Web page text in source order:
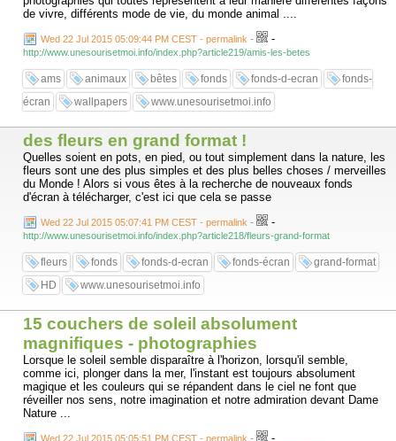
de vivre, différents mode de vie, du monde animal ....
Wed 22 Jul 2015 05:09:44 PM CEST - permalink - -
http://www.unesourisetmoi.info/index.php?article219/amis-les-betes
ams animaux bêtes fonds fonds-d-ecran
fonds-
écran
wallpapers www.unesourisetmoi.info
des fleurs en grand format !
Quelles soient en pots, en pied, ou tout simplement dans la nature, les
fleurs sont une des plus simples et des plus belles choses / merveilles
du Monde ! Alors si vous êtes à la recherche de nouveaux fonds
d'écran à télécharger, c'est ici que cela se passe
Wed 22 Jul 2015 05:07:41 PM CEST - permalink - -
http://www.unesourisetmoi.info/index.php?article218/fleurs-grand-format
fleurs fonds fonds-d-ecran fonds-écran
grand-format
HD
www.unesourisetmoi.info
15 couchers de soleil absolument
magnifiques - photographies
Lorsque le soleil semble disparaître à l'horizon, lorsqu'il semble,
comme ici, plonger dans la mer, l'instant est toujours absolument
magique et les couleurs qui se répandent dans le ciel ne font que
réveiller nos sens, notre imagination et notre admiration devant Dame
Nature ...
Wed 22 Jul 2015 05:05:51 PM CEST - permalink - -